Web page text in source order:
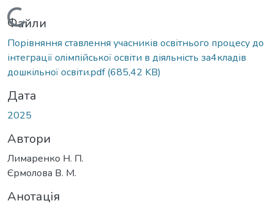
Вантажиться...
Файли
Порівняння ставлення учасників освітнього процесу до
інтеграції олімпійської освіти в діяльність за4кладів
дошкільної освіти.pdf(685,42 KB)
Дата
2025
Автори
Лимаренко Н. П.
Єрмолова В. М.
Анотація